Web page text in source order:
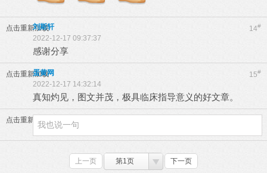
点击重新加载 14#
刘斯轩
2022-12-17 09:37:37
感谢分享
点击重新加载 15#
蛋黄网
2022-12-17 14:32:14
真知灼见，图文并茂，极具临床指导意义的好文章。
点击重新加载
上一页 第1页 下一页